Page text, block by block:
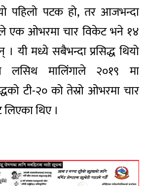
पहिलो पटक हो, तर आजभन्दा
एक ओभरमा चार विकेट भने १४
यी मध्ये सबैभन्दा प्रसिद्ध थियो
लसिथ मालिंगाले २०१९ मा
टी-२० को तेस्रो ओभरमा चार
थिए ।